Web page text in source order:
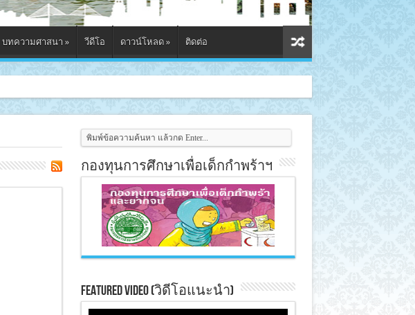
บทความศาสนา » วีดีโอ ดาวน์โหลด » ติดต่อ
กองทุนการศึกษาเพื่อเด็กกำพร้าฯ
Featured Video (วิดีโอแนะนำ)